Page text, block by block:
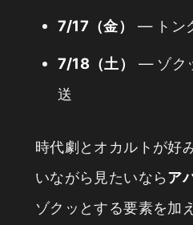
7/17（金） — トン
7/18（土）
— ゾク
送
時代劇とオカルトが好
いながら見たいならア
ゾクッとする要素を加